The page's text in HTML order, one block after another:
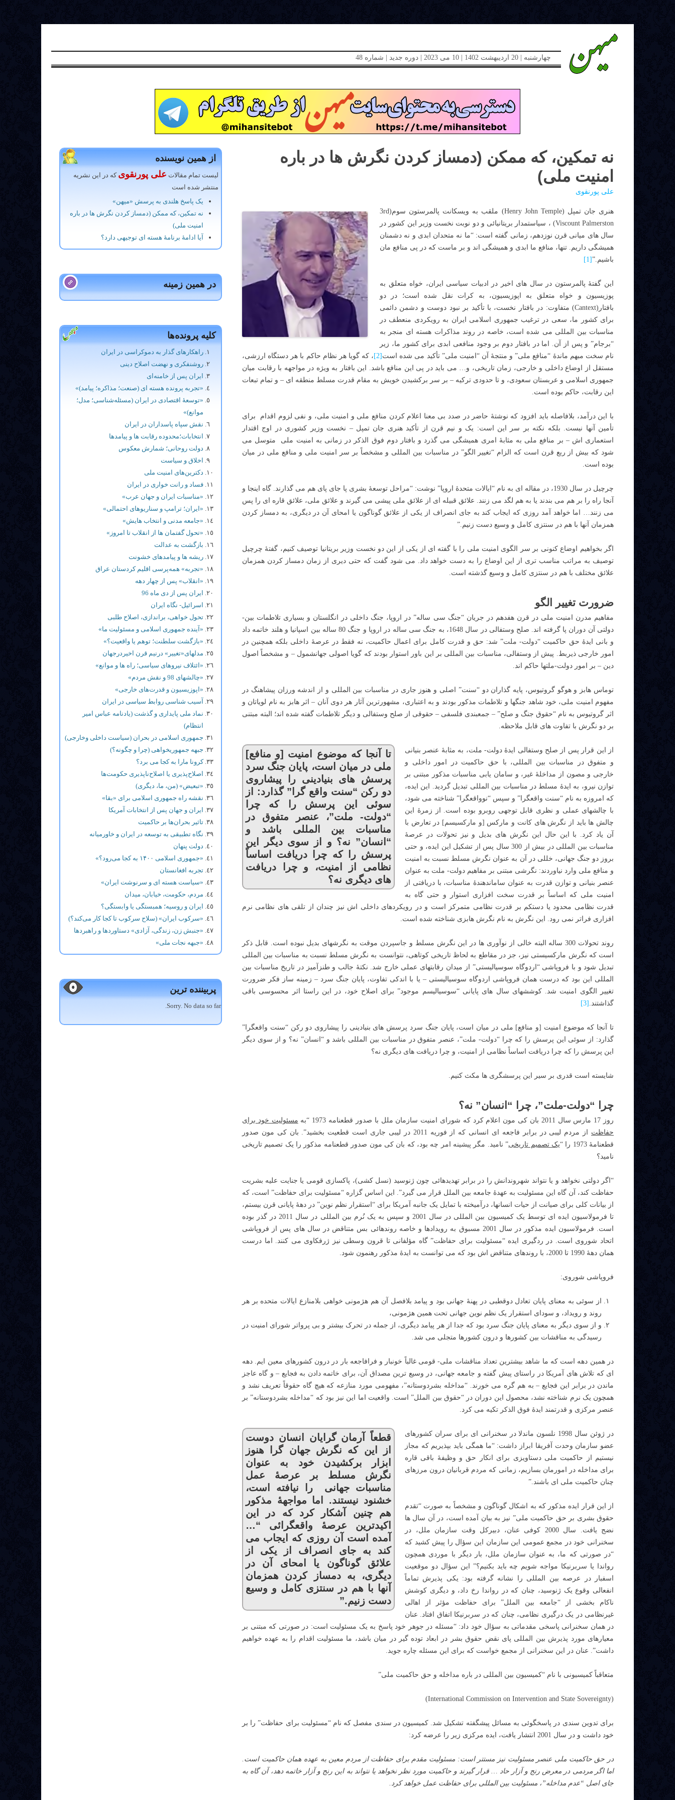
چهارشنبه | 20 اردیبهشت 1402 | 10 می 2023 | دوره جدید | شماره 48
نه تمکین، که ممکن (دمساز کردن نگرش ها در باره
امنیت ملی)
علی پورنقوی
هنری جان تمپل (Henry John Temple) ملقب به ویسکانت پالمرستون سوم(3rd
Viscount Palmerston) ، سیاستمدار بریتانیائی و دو نوبت نخست وزیر این کشور در
سال های میانی قرن نوزدهم، زمانی گفته است: “ما نه متحدان ابدی و نه دشمنان
همیشگی داریم. تنها، منافع ما ابدی و همیشگی اند و بر ماست که در پی منافع مان
باشیم.”[1]
این گفتۀ پالمرستون در سال های اخیر در ادبیات سیاسی ایران، خواه متعلق به
پوزیسیون و خواه متعلق به اپوزیسیون، به کرات نقل شده است؛ در دو
بافتار(Cantext) متفاوت: در بافتار نخست، با تأکید بر نبود دوست و دشمن دائمی
برای کشور ما، سعی در ترغیب جمهوری اسلامی ایران به رویکردی منعطف در
مناسبات بین المللی می شده است، خاصه در روند مذاکرات هسته ای منجر به
“برجام” و پس از آن. اما در بافتار دوم بر وجود منافعی ابدی برای کشور ما، زیر
نام سخت مبهم ماندۀ “منافع ملی” و منتجۀ آن “امنیت ملی” تأکید می شده است [2]
، که گویا هر نظام حاکم با هر دستگاه ارزشی،
مستقل از اوضاع داخلی و خارجی، زمان تاریخی، و… می باید در پی این منافع باشد. این بافتار به ویژه در مواجهه با رقابت میان
جمهوری اسلامی و عربستان سعودی، و تا حدودی ترکیه – بر سر برکشیدن خویش به مقام قدرت مسلط منطقه ای – و تمام تبعات
این رقابت، حاکم بوده است.
با این درآمد، بلافاصله باید افزود که نوشتۀ حاضر در صدد بی معنا اعلام کردن منافع ملی و امنیت ملی، و نفی لزوم اقدام برای
تأمین آنها نیست. بلکه نکته بر سر این است: یک و نیم قرن از تأکید هنری جان تمپل – نخست وزیر کشوری در اوج اقتدار
استعماری اش – بر منافع ملی به مثابۀ امری همیشگی می گذرد و بافتار دوم فوق الذکر در زمانی به امنیت ملی متوسل می
شود که بیش از ربع قرن است که الزام “تغییر الگو” در مناسبات بین المللی و مشخصاً بر سر امنیت ملی و منافع ملی در میان
بوده است.
چرچیل در سال 1930، در مقاله ای به نام “ایالات متحدۀ اروپا” نوشت: “مراحل توسعۀ بشری پا جای پای هم می گذارند. گاه اینجا و
آنجا راه را بر هم می بندند یا به هم لگد می زنند. علائق قبیله ای از علائق ملی پیشی می گیرند و علائق ملی، علائق قاره ای را پس
می زنند… اما خواهد آمد روزی که ایجاب کند به جای انصراف از یکی از علائق گوناگون یا امحای آن در دیگری، به دمساز کردن
همزمان آنها با هم در سنتزی کامل و وسیع دست زنیم.”
اگر بخواهیم اوضاع کنونی بر سر الگوی امنیت ملی را با گفته ای از یکی از این دو نخست وزیر بریتانیا توصیف کنیم، گفتۀ چرچیل
توصیف به مراتب مناسب تری از این اوضاع را به دست خواهد داد. می شود گفت که حتی دیری از زمان دمساز کردن همزمان
علائق مختلف با هم در سنتزی کامل و وسیع گذشته است.
ضرورت تغییر الگو
مفاهیم مدرن امنیت ملی در قرن هفدهم در جریان “جنگ سی ساله” در اروپا، جنگ داخلی در انگلستان و بسیاری تلاطمات بین-
دولتی آن دوران پا گرفته اند. صلح وستفالی در سال 1648، به جنگ سی ساله در اروپا و جنگ 80 ساله بین اسپانیا و هلند خاتمه داد
و بانی ایدۀ حق حاکمیت “دولت- ملت” شد: حق و قدرت کامل برای اعمال حاکمیت، نه فقط در عرصۀ داخلی بلکه همچنین در
امور خارجی ذیربط. پیش از وستفالی، مناسبات بین المللی بر این باور استوار بودند که گویا اصولی جهانشمول – و مشخصاً اصول
دین – بر امور دولت-ملتها حاکم اند.
توماس هابز و هوگو گروتیوس، پایه گذاران دو “سنت” اصلی و هنوز جاری در مناسبات بین المللی و از اندشه ورزان پیشاهنگ در
مفهوم امنیت ملی، خود شاهد جنگها و تلاطمات مذکور بودند و به اعتباری، مشهورترین آثار هر دوی آنان – اثر هابز به نام لویاتان و
اثر گروتیوس به نام “حقوق جنگ و صلح” – جمعبندی فلسفی – حقوقی از صلح وستفالی و دیگر تلاطمات گفته شده اند؛ البته مبتنی
بر دو نگرش با تفاوت های قابل ملاحظه.
تا آنجا که موضوع امنیت [و منافع]
ملی در میان است، پایان جنگ سرد
پرسش های بنیادینی را پیشاروی
دو رکن “سنت واقع گرا” گذارد: از
سوئی این پرسش را که چرا
“دولت- ملت”، عنصر متفوق در
مناسبات بین المللی باشد و
“انسان” نه؟ و از سوی دیگر این
پرسش را که چرا دریافت اساساً
نظامی از امنیت، و چرا دریافت
های دیگری نه؟
از این قرار پس از صلح وستفالی ایدۀ دولت- ملت، به مثابۀ عنصر بنیانی
و متفوق در مناسبات بین المللی، با حق حاکمیت در امور داخلی و
خارجی و مصون از مداخلۀ غیر، و سامان یابی مناسبات مذکور مبتنی بر
توازن نیرو، به ایدۀ مسلط در مناسبات بین المللی تبدیل گردید. این ایده،
که امروزه به نام “سنت واقعگرا” و سپس “نوواقعگرا” شناخته می شود،
با چالشهای عملی و نظری قابل توجهی روبرو بوده است. از زمرۀ این
چالش ها باید از نگرش های کانت و مارکس [و مارکسیسم] در تعارض با
آن یاد کرد. با این حال این نگرش های بدیل و نیز تحولات در عرصۀ
مناسبات بین المللی در بیش از 300 سال پس از تشکیل این ایده، و حتی
بروز دو جنگ جهانی، خللی در آن به عنوان نگرش مسلط نسبت به امنیت
و منافع ملی وارد نیاوردند: نگرشی مبتنی بر مفاهیم دولت- ملت به عنوان
عنصر بنیانی و توازن قدرت به عنوان ساماندهندۀ مناسبات، با دریافتی از
امنیت ملی که اساساً بر قدرت سخت افزاری استوار و حتی گاه به
قدرت نظامی محدود یا دستکم بر قدرت نظامی متمرکز است و در رویکردهای داخلی اش نیز چندان از تلقی های نظامی نرم
افزاری فراتر نمی رود. این نگرش به نام نگرش هابزی شناخته شده است.
روند تحولات 300 ساله البته خالی از نوآوری ها در این نگرش مسلط و جاسپردن موقت به نگرشهای بدیل نبوده است. قابل ذکر
است که نگرش مارکسیستی نیز، جز در مقاطع به لحاظ تاریخی کوتاهی، نتوانست به نگرش مسلط نسبت به مناسبات بین المللی
تبدیل شود و با فروپاشی “اردوگاه سوسیالیستی” از میدان رقابتهای عملی خارج شد. نکتۀ جالب و طنزآمیز در تاریخ مناسبات بین
المللی این بود که درست همان فروپاشی اردوگاه سوسیالیستی – یا با اندکی تفاوت، پایان جنگ سرد – زمینه ساز فکر ضرورت
تغییر الگوی امنیت شد. کوششهای سال های پایانی “سوسیالیسم موجود” برای اصلاح خود، در این راستا اثر محسوسی باقی
گذاشتند. [3]
تا آنجا که موضوع امنیت [و منافع] ملی در میان است، پایان جنگ سرد پرسش های بنیادینی را پیشاروی دو رکن “سنت واقعگرا”
گذارد: از سوئی این پرسش را که چرا “دولت- ملت”، عنصر متفوق در مناسبات بین المللی باشد و “انسان” نه؟ و از سوی دیگر
این پرسش را که چرا دریافت اساساً نظامی از امنیت، و چرا دریافت های دیگری نه؟
شایسته است قدری بر سیر این پرسشگری ها مکث کنیم.
چرا “دولت-ملت”، چرا “انسان” نه؟
روز 17 مارس سال 2011 بان کی مون اعلام کرد که شورای امنیت سازمان ملل با صدور قطعنامه 1973 “به
مسئولیت خود برای
حفاظت
از مردم لیبی در برابر فاجعه ای انسانی که از فوریه 2011 در لیبی جاری است قطعیت بخشید”. بان کی مون صدور
قطعنامۀ 1973 را “
یک تصمیم تاریخی” نامید. مگر پیشینه امر چه بود، که بان کی مون صدور قطعنامه مذکور را یک تصمیم تاریخی
نامید؟
“اگر دولتی نخواهد و یا نتواند شهروندانش را در برابر تهدیدهائی چون ژنوسید (نسل کشی)، پاکسازی قومی یا جنایت علیه بشریت
حفاظت کند، آن گاه این مسئولیت به عهدۀ جامعه بین الملل قرار می گیرد”. این اساس گزاره “مسئولیت برای حفاظت” است، که
از بیانات کلی برای صیانت از حیات انسانها، درآمیخته با تمایل یک جانبه آمریکا برای “استقرار نظم نوین” در دهۀ پایانی قرن بیستم،
تا فرمولاسیون ایده ای توسط یک کمیسیون بین المللی در سال 2001 و سپس به یک نُرم بین المللی در سال 2011 در گذر بوده
است. فرمولاسیون ایده مذکور در سال 2001 مسبوق به رویدادها و خاصه روندهائی بس متناقض در سال های پس از فروپاشی
اتحاد شوروی است. در ردگیری ایده “مسئولیت برای حفاظت” گاه مؤلفانی تا قرون وسطی نیز ژرفکاوی می کنند. اما درست
همان دهۀ 1990 تا 2000، با روندهای متناقض اش بود که می توانست به ایدۀ مذکور رهنمون شود.
فروپاشی شوروی:
از سوئی به معنای پایان تعادل دوقطبی در پهنۀ جهانی بود و پیامد بلافصل آن هم هژمونی خواهی بلامنازع ایالات متحده بر هر
روند و رویداد، و سودای استقرار یک نظم نوین جهانی تحت همین هژمونی،
و از سوی دیگر به معنای پایان جنگ سرد بود که جدا از هر پیامد دیگری، از جمله در تحرک بیشتر و بی پرواتر شورای امنیت در
رسیدگی به مناقشات بین کشورها و درون کشورها متجلی می شد.
در همین دهه است که ما شاهد بیشترین تعداد مناقشات ملی- قومی غالباً خونبار و فرافاجعه بار در درون کشورهای معین ایم. دهه
ای که تلاش های آمریکا در راستای پیش گفته و جامعه جهانی، در وسیع ترین مصداق آن، برای خاتمه دادن به فجایع – و گاه عاجز
ماندن در برابر این فجایع – به هم گره می خورند. “مداخله بشردوستانه”، مفهومی مورد منازعه که هیچ گاه حقوقاً تعریف نشد و
همچون یک نرم شناخته نشد، محصول این دوران در “حقوق بین الملل” است. واقعیت اما این نیز بود که “مداخله بشردوستانه” بر
عنصر مرکزی و قدرتمند ایدۀ فوق الذکر تکیه می کرد.
قطعاً آرمان گرایان انسان دوست
از این که نگرش جهان گرا هنوز
ابزار برکشیدن خود به عنوان
نگرش مسلط بر عرصۀ عمل
مناسبات جهانی را نیافته است،
خشنود نیستند. اما مواجهۀ مذکور
هم چنین آشکار کرد که در این
اکیدترین عرصۀ واقعگرائی “…
آمده است آن روزی که ایجاب می
کند به جای انصراف از یکی از
علائق گوناگون یا امحای آن در
دیگری، به دمساز کردن همزمان
آنها با هم در سنتزی کامل و وسیع
دست زنیم.”
در ژوئن سال 1998 نلسون ماندلا در سخنرانی ای برای سران کشورهای
عضو سازمان وحدت آفریقا ابراز داشت: “ما همگی باید بپذیریم که مجاز
نیستیم از حاکمیت ملی دستاویزی برای انکار حق و وظیفۀ باقی قاره
برای مداخله در امورمان بسازیم، زمانی که مردم قربانیان درون مرزهای
چنان حاکمیت ملی ای باشند.”
از این قرار ایده مذکور که به اشکال گوناگون و مشخصاً به صورت “تقدم
حقوق بشری بر حق حاکمیت ملی” نیز به بیان آمده است، در آن سال ها
نضج یافت. سال 2000 کوفی عنان، دبیرکل وقت سازمان ملل، در
سخنرانی خود در مجمع عمومی این سازمان این سؤال را پیش کشید که
“در صورتی که ما، به عنوان سازمان ملل، بار دیگر با موردی همچون
رواندا یا سربرنیکا مواجه شویم چه باید بکنیم؟” این سؤال دو موقعیت
اسفبار در عرصه بین المللی را نشانه گرفته بود: یکی پذیرش تماماً
انفعالی وقوع یک ژنوسید، چنان که در رواندا رخ داد، و دیگری کوشش
ناکام بخشی از “جامعه بین الملل” برای حفاظت مؤثر از اهالی
غیرنظامی در یک درگیری نظامی، چنان که در سربرنیکا اتفاق افتاد. عنان
در همان سخنرانی پاسخی مقدماتی به سؤال خود داد: “مسئله در جوهر خود پاسخ به یک مسئولیت است: در صورتی که مبتنی بر
معیارهای مورد پذیرش بین المللی پای نقض حقوق بشر در ابعاد توده گیر در میان باشد، ما مسئولیت اقدام را به عهده خواهیم
داشت”. عنان در این سخنرانی از مجمع خواست که برای این مسئله چاره جوید.
متعاقباً کمیسیونی با نام “کمیسیون بین المللی در باره مداخله و حق حاکمیت ملی”
(International Commission on Intervention and State Sovereignty)
برای تدوین سندی در پاسخگوئی به مسائل پیشگفته تشکیل شد. کمیسیون در سندی مفصل که نام “مسئولیت برای حفاظت” را بر
خود داشت و در سال 2001 انتشار یافت، ایده مرکزی زیر را عرضه کرد:
در حق حاکمیت ملی عنصر مسئولیت نیز مستتر است: مسئولیت مقدم برای حفاظت از مردم معین به عهده همان حاکمیت است.
اما اگر مردمی در معرض رنج و آزار حاد … قرار گیرند و حاکمیت مورد نظر نخواهد یا نتواند به این رنج و آزار خاتمه دهد، آن گاه به
جای اصل “عدم مداخله”، مسئولیت بین المللی برای حفاظت عمل خواهد کرد.
از همین نویسنده
لیست تمام مقالات علی پورنقوی که در این نشریه
منتشر شده است
یک پاسخ هلندی به پرسش «میهن»
نه تمکین، که ممکن (دمساز کردن نگرش ها در باره
امنیت ملی)
آیا ادامۀ برنامۀ هسته ای توجیهی دارد؟
در همین زمینه
کلیه پرونده‌ها
راهکارهای گذار به دموکراسی در ایران
روشنفکری و نهضت اصلاح دینی
ایران پس از خامنه‌ای
«تجربه پرونده هسته ای (صنعت؛ مذاکره؛ پیامد)»
«توسعۀ اقتصادی در ایران (مسئله‌شناسی؛ مدل؛
موانع)»
نقش سپاه پاسداران در ایران
انتخابات؛محدوده رقابت ها و پيامدها
دولت روحانی؛ شمارش معکوس
اخلاق و سیاست
دکترین‌های امنیت ملی
فساد و رانت خواری در ایران
«مناسبات ایران و جهان عرب»
«ایران؛ ترامپ و سناریوهای احتمالی»
«جامعه مدنی و انتخاب هایش»
«تحول گفتمان ها از انقلاب تا امروز»
بازگشت به عدالت
ریشه ها و پیامدهای خشونت
«تجربه» همه‌پرسی اقلیم کردستان عراق
«انقلاب» پس از چهار دهه
ایران پس از دی ماه 96
اسرائیل- نگاه ایران
تحول خواهی، براندازی، اصلاح طلبی
«آینده جمهوری اسلامی و مسئولیت ما»
«بازگشت سلطنت؛ توهم یا واقعیت؟»
مدلهای«تغییر» درنیم قرن اخیردرجهان
«ائتلاف نیروهای سیاسی؛ راه ها و موانع»
«چالشهای 98 و نقش مردم»
«اپوزیسیون و قدرت‌های خارجی»
آسیب شناسی روابط سیاسی در ایران
نماد ملی پایداری و گذشت (یادنامه عباس امیر
انتظام)
جمهوری اسلامی در بحران (سیاست داخلی وخارجی)
جبهه جمهوریخواهی (چرا و چگونه؟)
کرونا مارا به کجا می برد؟
اصلاح‌پذیری یا اصلاح‌ناپذیری حکومت‌ها
«تبعیض» (من، ما، دیگری)
نقشه راه جمهوری اسلامی برای «بقا»
ایران و جهان پس از انتخابات آمریکا
تاثیر بحران‌ها بر حاکمیت
نگاه تطبیقی به توسعه در ایران و خاورمیانه
دولت پنهان
«جمهوری اسلامی ۱۴۰۰ به کجا می‌رود؟»
تجربه افغانستان
«سیاست هسته ای و سرنوشت ایران»
مردم، حکومت، خیابان، میدان
ایران و روسیه؛ همبستگی یا وابستگی؟
«سرکوب ایران» (سلاح سرکوب تا کجا کار می‌کند؟)
«جنبش زن، زندگی، آزادی» دستاوردها و راهبردها
«جبهه نجات ملی»
پربیننده ترین
Sorry. No data so far.